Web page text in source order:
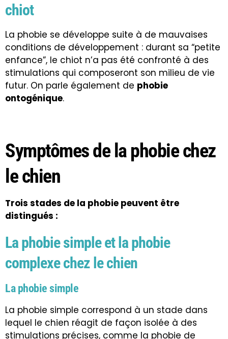
chiot
La phobie se développe suite à de mauvaises
conditions de développement : durant sa “petite
enfance”, le chiot n’a pas été confronté à des
stimulations qui composeront son milieu de vie
futur. On parle également de phobie
ontogénique.
Symptômes de la phobie chez
le chien
Trois stades de la phobie peuvent être
distingués :
La phobie simple et la phobie
complexe chez le chien
La phobie simple
La phobie simple correspond à un stade dans
lequel le chien réagit de façon isolée à des
stimulations précises, comme la phobie de